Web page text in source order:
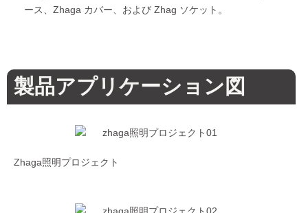
ース、Zhaga カバー、および Zhag ソケット。
製品アプリケーション図
Zhaga照明プロジェクト